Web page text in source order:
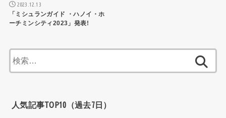
2023.12.13
「ミシュランガイド ・ハノイ・ホ
ーチミンシティ2023」発表!
索:
人気記事TOP10（過去7日）